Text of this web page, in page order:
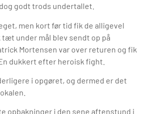
godt trods undertallet.
men kort før tid fik de alligevel
under mål blev sendt op på
Mortensen var over returen og fik
dukkert efter heroisk fight.
i opgøret, og dermed er det
opbakninger i den sene aftenstund i